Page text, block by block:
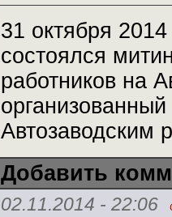
31 октября
состоялся
работников на
Добавить
02.11.2014 - 22:06